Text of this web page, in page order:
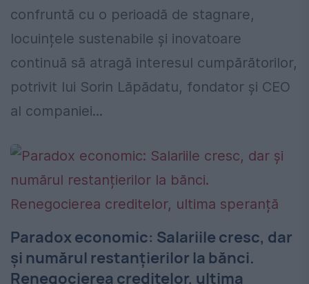
confruntă cu o perioadă de stagnare,
locuințele sustenabile și inovatoare
continuă să atragă interesul cumpărătorilor,
potrivit lui Sorin Lăpădatu, fondator și CEO
al companiei...
Paradox economic: Salariile cresc, dar
și numărul restanțierilor la bănci.
Renegocierea creditelor, ultima